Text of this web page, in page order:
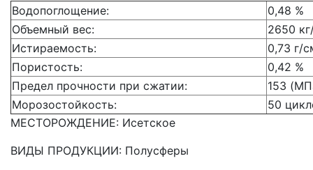
Водопоглощение:
0,48 %
Объемный вес:
2650
Истираемость:
0,73 г/
Пористость:
0,42 %
Предел прочности при сжатии:
153
Морозостойкость:
50
МЕСТОРОЖДЕНИЕ: Исетское
ВИДЫ ПРОДУКЦИИ: Полусферы